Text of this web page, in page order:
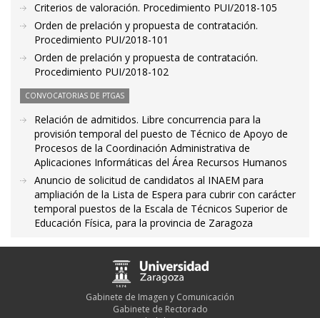
Criterios de valoración. Procedimiento PUI/2018-105
Orden de prelación y propuesta de contratación.
Procedimiento PUI/2018-101
Orden de prelación y propuesta de contratación.
Procedimiento PUI/2018-102
CONVOCATORIAS DE PTGAS
Relación de admitidos. Libre concurrencia para la
provisión temporal del puesto de Técnico de Apoyo de
Procesos de la Coordinación Administrativa de
Aplicaciones Informáticas del Área Recursos Humanos
Anuncio de solicitud de candidatos al INAEM para
ampliación de la Lista de Espera para cubrir con carácter
temporal puestos de la Escala de Técnicos Superior de
Educación Física, para la provincia de Zaragoza
Gabinete de Imagen y Comunicación
Gabinete de Rectorado